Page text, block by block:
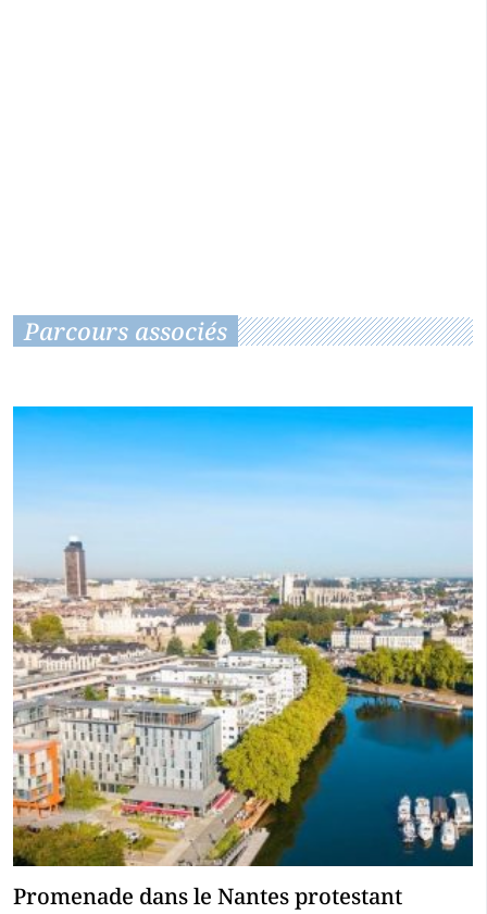
Parcours associés
Promenade dans le Nantes protestant